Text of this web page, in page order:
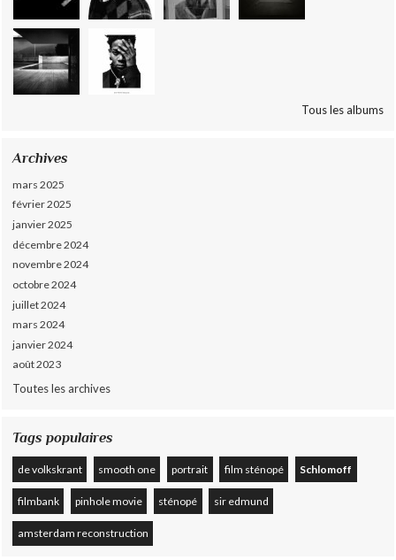
Tous les albums
Archives
mars 2025
février 2025
janvier 2025
décembre 2024
novembre 2024
octobre 2024
juillet 2024
mars 2024
janvier 2024
août 2023
Toutes les archives
Tags populaires
de volkskrant smooth one portrait film sténopé Schlomoff
filmbank pinhole movie sténopé sir edmund
amsterdam reconstruction